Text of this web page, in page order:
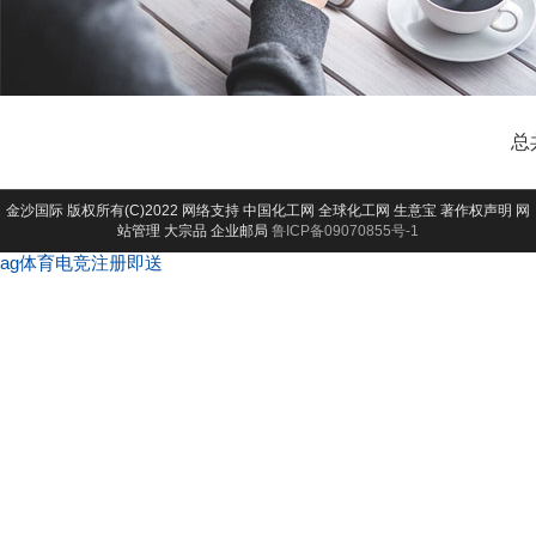
总
金沙国际 版权所有(C)2022 网络支持 中国化工网 全球化工网 生意宝 著作权声明 网
站管理 大宗品 企业邮局 鲁ICP备09070855号-1
ag体育电竞注册即送